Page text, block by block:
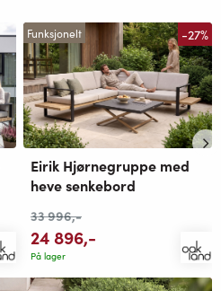
Funksjonelt -27%
Eirik Hjørnegruppe med
heve senkebord
33 996,-
24 896,-
På lager